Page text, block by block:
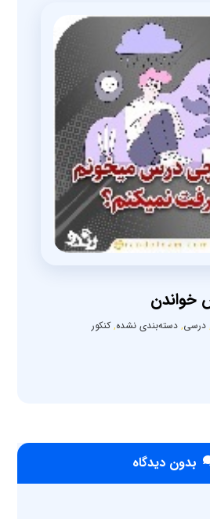
خواندن
,درسی,دسته‌بندی نشده,کنکور
بدون دیدگاه